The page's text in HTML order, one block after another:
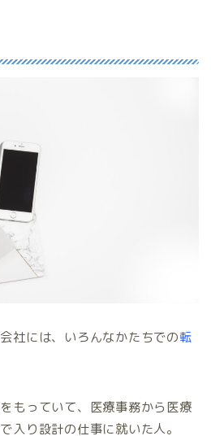
社には、いろんなかたちでの転
もっていて、医療事務から医療
入り設計の仕事に就いた人。